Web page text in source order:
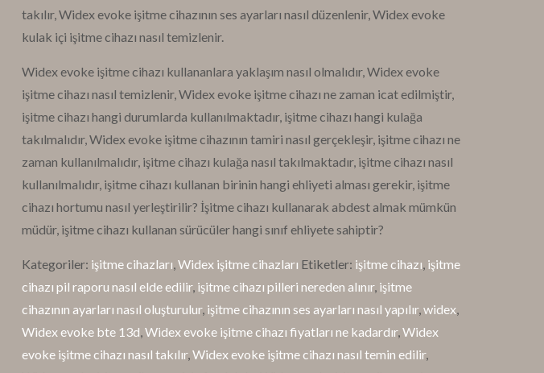
takılır, Widex evoke işitme cihazının ses ayarları nasıl düzenlenir, Widex evoke
kulak içi işitme cihazı nasıl temizlenir.
Widex evoke işitme cihazı kullananlara yaklaşım nasıl olmalıdır, Widex evoke
işitme cihazı nasıl temizlenir, Widex evoke işitme cihazı ne zaman icat edilmiştir,
işitme cihazı hangi durumlarda kullanılmaktadır, işitme cihazı hangi kulağa
takılmalıdır, Widex evoke işitme cihazının tamiri nasıl gerçekleşir, işitme cihazı ne
zaman kullanılmalıdır, işitme cihazı kulağa nasıl takılmaktadır, işitme cihazı nasıl
kullanılmalıdır, işitme cihazı kullanan birinin hangi ehliyeti alması gerekir, işitme
cihazı hortumu nasıl yerleştirilir? İşitme cihazı kullanarak abdest almak mümkün
müdür, işitme cihazı kullanan sürücüler hangi sınıf ehliyete sahiptir?
Kategoriler: işitme cihazları,Widex işitme cihazları Etiketler: işitme cihazı, işitme
cihazı pil raporu nasıl elde edilir, işitme cihazı pilleri nereden alınır, işitme
cihazının ayarları nasıl oluşturulur, işitme cihazının ses ayarları nasıl yapılır,widex,
Widex evoke bte 13d,Widex evoke işitme cihazı fiyatları ne kadardır,Widex
evoke işitme cihazı nasıl takılır,Widex evoke işitme cihazı nasıl temin edilir,